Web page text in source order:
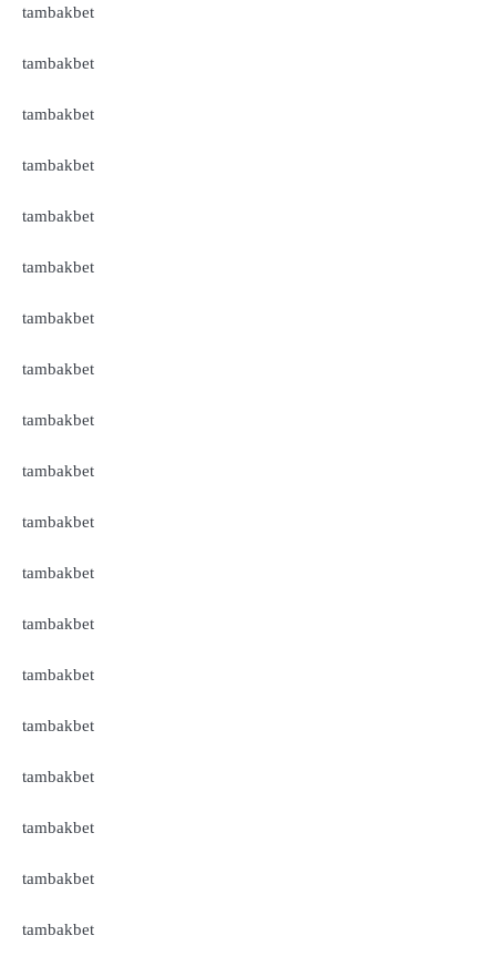
tambakbet
tambakbet
tambakbet
tambakbet
tambakbet
tambakbet
tambakbet
tambakbet
tambakbet
tambakbet
tambakbet
tambakbet
tambakbet
tambakbet
tambakbet
tambakbet
tambakbet
tambakbet
tambakbet